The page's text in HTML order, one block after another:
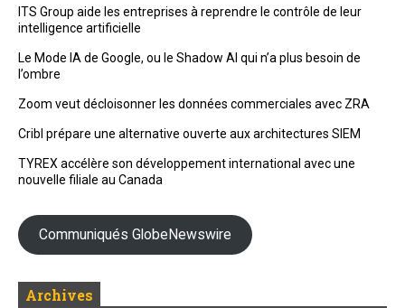
ITS Group aide les entreprises à reprendre le contrôle de leur
intelligence artificielle
Le Mode IA de Google, ou le Shadow AI qui n’a plus besoin de
l’ombre
Zoom veut décloisonner les données commerciales avec ZRA
Cribl prépare une alternative ouverte aux architectures SIEM
TYREX accélère son développement international avec une
nouvelle filiale au Canada
Communiqués GlobeNewswire
Archives